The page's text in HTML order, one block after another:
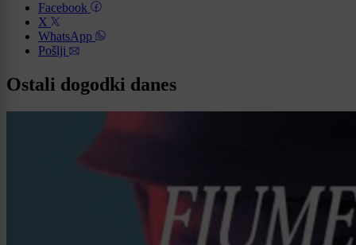
Facebook
X
WhatsApp
Pošlji
Ostali dogodki danes